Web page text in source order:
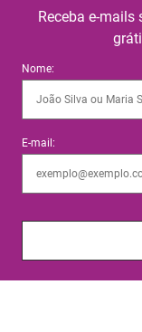
Receba e-mails
Nome:
E-mail: